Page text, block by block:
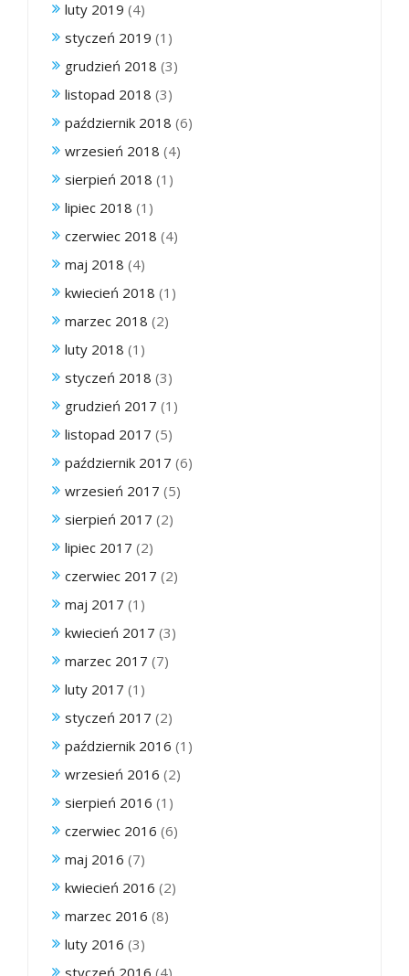
luty 2019 (4)
styczeń 2019 (1)
grudzień 2018 (3)
listopad 2018 (3)
październik 2018 (6)
wrzesień 2018 (4)
sierpień 2018 (1)
lipiec 2018 (1)
czerwiec 2018 (4)
maj 2018 (4)
kwiecień 2018 (1)
marzec 2018 (2)
luty 2018 (1)
styczeń 2018 (3)
grudzień 2017 (1)
listopad 2017 (5)
październik 2017 (6)
wrzesień 2017 (5)
sierpień 2017 (2)
lipiec 2017 (2)
czerwiec 2017 (2)
maj 2017 (1)
kwiecień 2017 (3)
marzec 2017 (7)
luty 2017 (1)
styczeń 2017 (2)
październik 2016 (1)
wrzesień 2016 (2)
sierpień 2016 (1)
czerwiec 2016 (6)
maj 2016 (7)
kwiecień 2016 (2)
marzec 2016 (8)
luty 2016 (3)